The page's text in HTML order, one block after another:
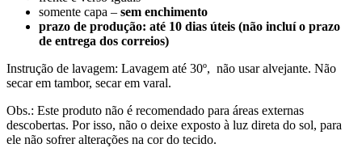
somente capa – sem enchimento
prazo de produção: até 10 dias úteis (não incluí o prazo
de entrega dos correios)
Instrução de lavagem: Lavagem até 30º, não usar alvejante. Não
secar em tambor, secar em varal.
Obs.: Este produto não é recomendado para áreas externas
descobertas. Por isso, não o deixe exposto à luz direta do sol, para
ele não sofrer alterações na cor do tecido.